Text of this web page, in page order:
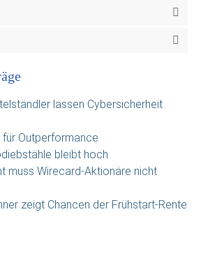
lassen Cybersicherheit
Outperformance
bleibt hoch
muss Wirecard-Aktionäre nicht
zeigt Chancen der Frühstart-Rente